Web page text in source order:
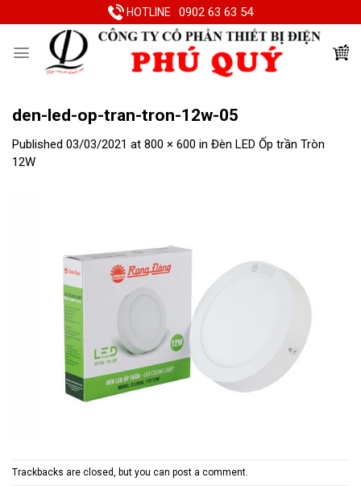
to
HOTLINE 0902 63 63 54
den-led-op-tran-tron-12w-05
Published 03/03/2021 at 800 × 600 in Đèn LED Ốp trần Tròn
12W
Trackbacks are closed, but you can post a comment.